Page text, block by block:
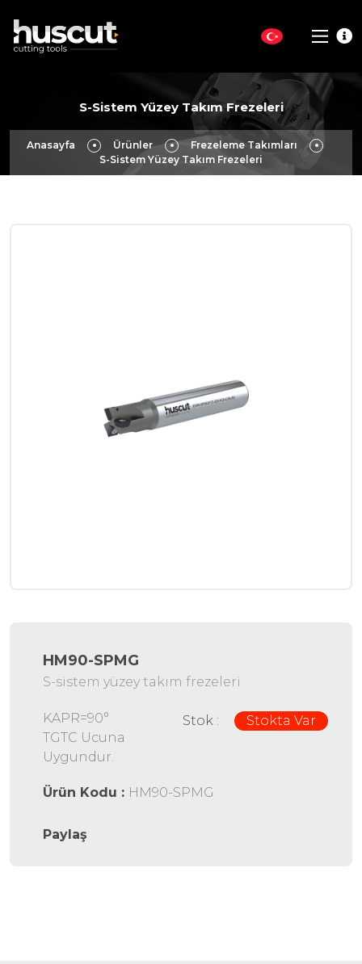
S-Sistem Yüzey Takım Frezeleri
Anasayfa Ürünler
Frezeleme Takımları
S-Sistem Yüzey Takım Frezeleri
HM90-SPMG
S-sistem yüzey takım frezeleri
Stok : Stokta Var
KAPR=90°
TGTC Ucuna
Uygundur.
Ürün Kodu : HM90-SPMG
Paylaş